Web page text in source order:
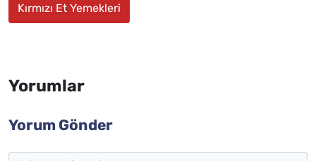
Kırmızı Et Yemekleri
Yorumlar
Yorum Gönder